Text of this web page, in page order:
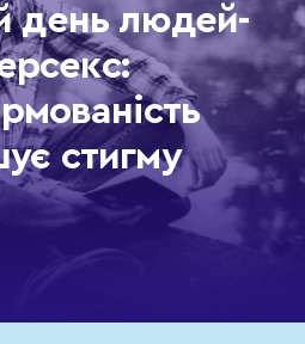
день людей-
стигму